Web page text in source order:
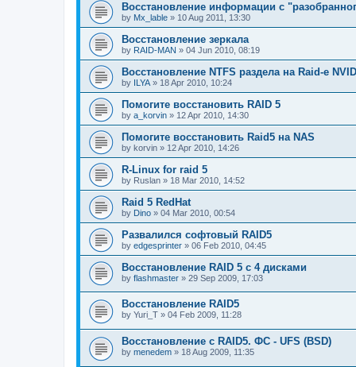
Восстановление информации с
by Mx_lable » 10 Aug 2011, 13:30
Восстановление зеркала
by RAID-MAN » 04 Jun 2010, 08:19
Восстановление NTFS раздела на Raid-е
by ILYA » 18 Apr 2010, 10:24
Помогите восстановить RAID 5
by a_korvin » 12 Apr 2010, 14:30
Помогите восстановить Raid5 на NAS
by korvin » 12 Apr 2010, 14:26
R-Linux for raid 5
by Ruslan » 18 Mar 2010, 14:52
Raid 5 RedHat
by Dino » 04 Mar 2010, 00:54
Развалился софтовый RAID5
by edgesprinter » 06 Feb 2010, 04:45
Восстановление RAID 5 с 4 дисками
by flashmaster » 29 Sep 2009, 17:03
Восстановление RAID5
by Yuri_T » 04 Feb 2009, 11:28
Восстановление с RAID5. ФС - UFS (BSD)
by menedem » 18 Aug 2009, 11:35